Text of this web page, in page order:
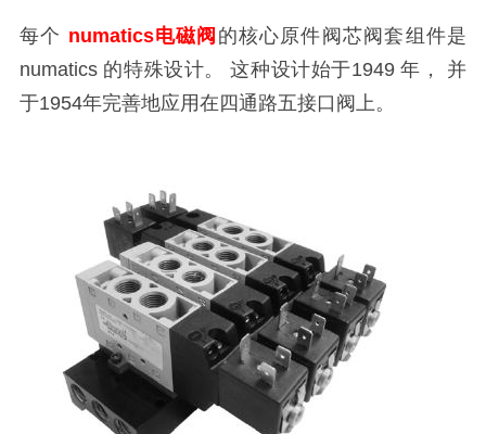
每个 numatics电磁阀 的核心原件阀芯阀套组件是
numatics 的特殊设计。 这种设计始于1949 年， 并
于1954年完善地应用在四通路五接口阀上。